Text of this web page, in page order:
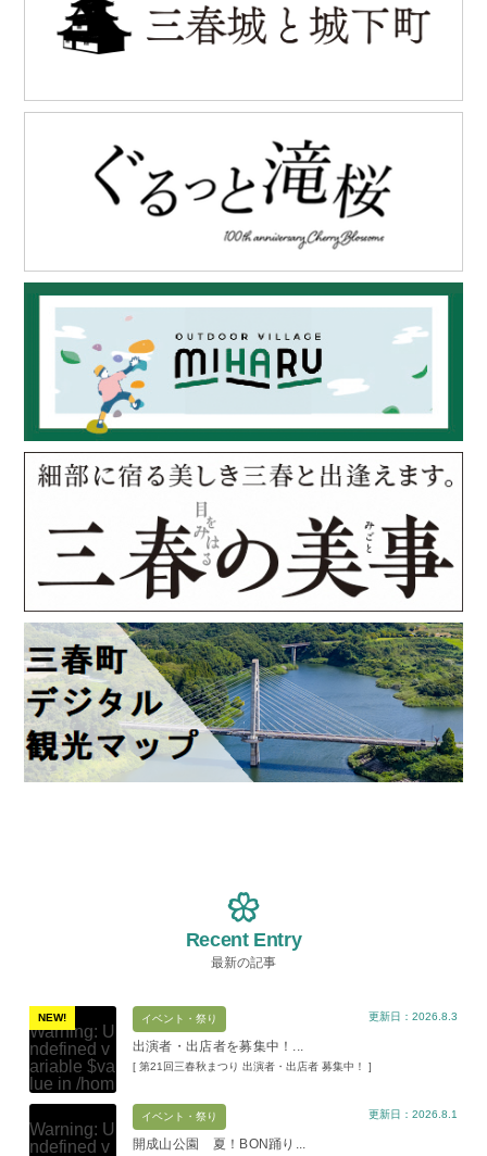
Recent Entry
最新の記事
NEW!
Warning: U
ndefined v
ariable $va
lue in /hom
e/xs11945
9/miharuko
ma.com/pu
イベント・祭り
出演者・出店者を募集中！...
[ 第21回三春秋まつり 出演者・出店者 募集中！ ]
更新日：2026.8.3
Warning: U
ndefined v
イベント・祭り
開成山公園 夏！BON踊り...
更新日：2026.8.1